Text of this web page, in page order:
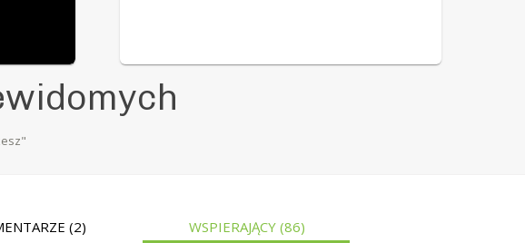
(2) WSPIERAJĄCY(86)